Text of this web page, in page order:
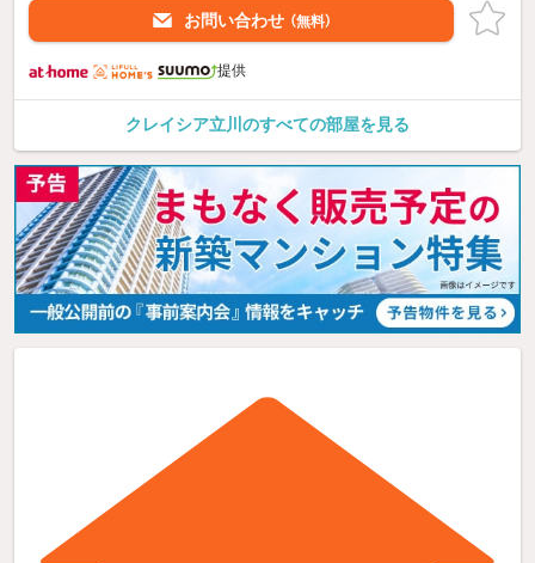
お問い合わせ （無料）
提供
クレイシア立川のすべての部屋を見る